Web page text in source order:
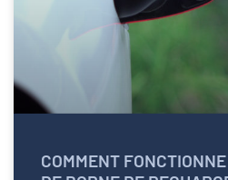
COMMENT